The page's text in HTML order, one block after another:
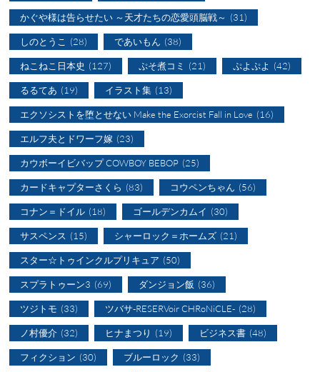
かぐや様は告らせたい ～天才たちの恋愛頭脳戦～ (31)
しのとうこ (28) であいもん (38)
ねこねこ日本史 (127) ぷそ煮コミ (21) ぷよぷよ (42)
るるてあ (19) イラスト集 (13)
エクソシストを堕とせない Make the Exorcist Fall in Love (16)
エルフ夫とドワーフ嫁 (23)
カウボーイビバップ COWBOY BEBOP (25)
カードキャプターさくら (83) コウペンちゃん (56)
コナン＝ドイル (18) ゴールデンカムイ (30)
サスペンス (15) シャーロック＝ホームズ (21)
スター☆トゥインクルプリキュア (50)
スプラトゥーン3 (69) ダンジョン飯 (36)
ツジトモ (33) ツバサ-RESERVoir CHRoNiCLE- (28)
ノ村優介 (32) ヒナまつり (19) ビジネス書 (48)
フィクション (30) ブルーロック (33)